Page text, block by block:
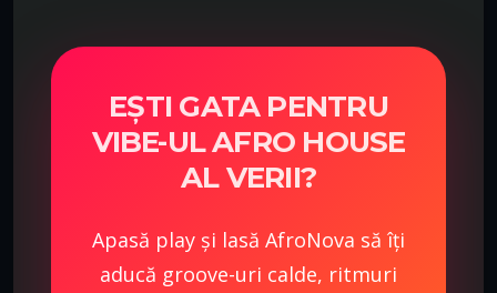
EȘTI GATA PENTRU
VIBE-UL AFRO HOUSE
AL VERII?
Apasă play și lasă AfroNova să îți
aducă groove-uri calde, ritmuri